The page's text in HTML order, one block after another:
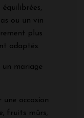
équilibrées,
ou un vin
plus
adaptés.
un mariage
occasion
fruits mûrs,